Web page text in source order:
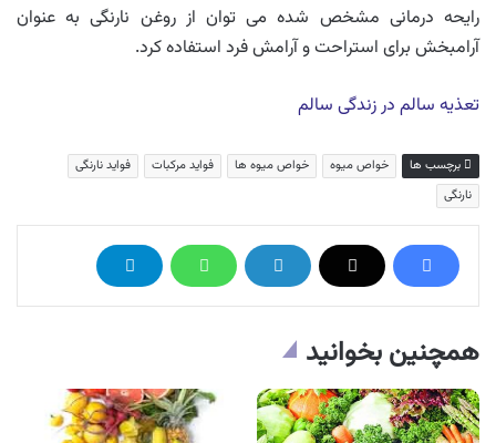
رایحه درمانی مشخص شده می توان از روغن نارنگی به عنوان
آرامبخش برای استراحت و آرامش فرد استفاده کرد.
تعذیه سالم در زندگی سالم
برچسب ها خواص میوه خواص میوه ها فواید مرکبات
فواید نارنگی
نارنگی
همچنین بخوانید